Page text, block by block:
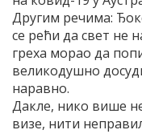
Другим речима:
се рећи да свет не
греха морао да
великодушно
наравно.
Дакле, нико више
визе, нити